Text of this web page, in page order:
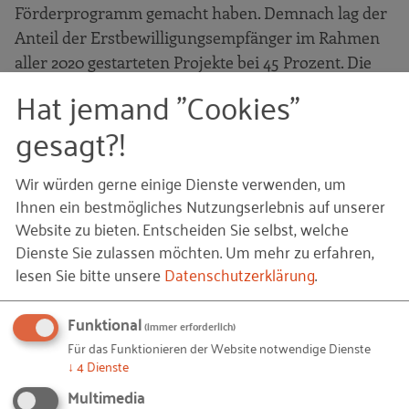
Förderprogramm gemacht haben. Demnach lag der
Anteil der Erstbewilligungsempfänger im Rahmen
aller 2020 gestarteten Projekte bei 45 Prozent. Die
hervorgegangen sind, waren der Maschinenbau, die
Herstellung von Datenverarbeitungsgeräten,
elektronischen und optischen Erzeugnissen sowie
die Erbringung von freiberuflichen,
wissenschaftlichen und technischen
Dienstleistungen.
Positive Auswirkungen auf technische
und wirtschaftliche Variablen
Gemessen an der Erreichung der technischen
Zielstellung erweist sich das ZIM als erfolgreich für
die beteiligten Fördermittelnehmer. 76 Prozent der
Hat jemand "Cookies"
gesagt?!
Wir würden gerne einige Dienste verwenden, um
Ihnen ein bestmögliches Nutzungserlebnis auf unserer
Website zu bieten. Entscheiden Sie selbst, welche
Dienste Sie zulassen möchten.Um mehr zu erfahren,
lesen Sie bitte unsereDatenschutzerklärung.
Funktional(immer erforderlich)
Für das Funktionieren der Website notwendige Dienste
↓ 4Dienste
Multimedia